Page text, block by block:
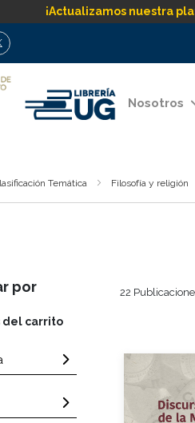
¡Actualizamos nuestra
Nosotros
Temática Filosofía y religión
por
del carrito
22